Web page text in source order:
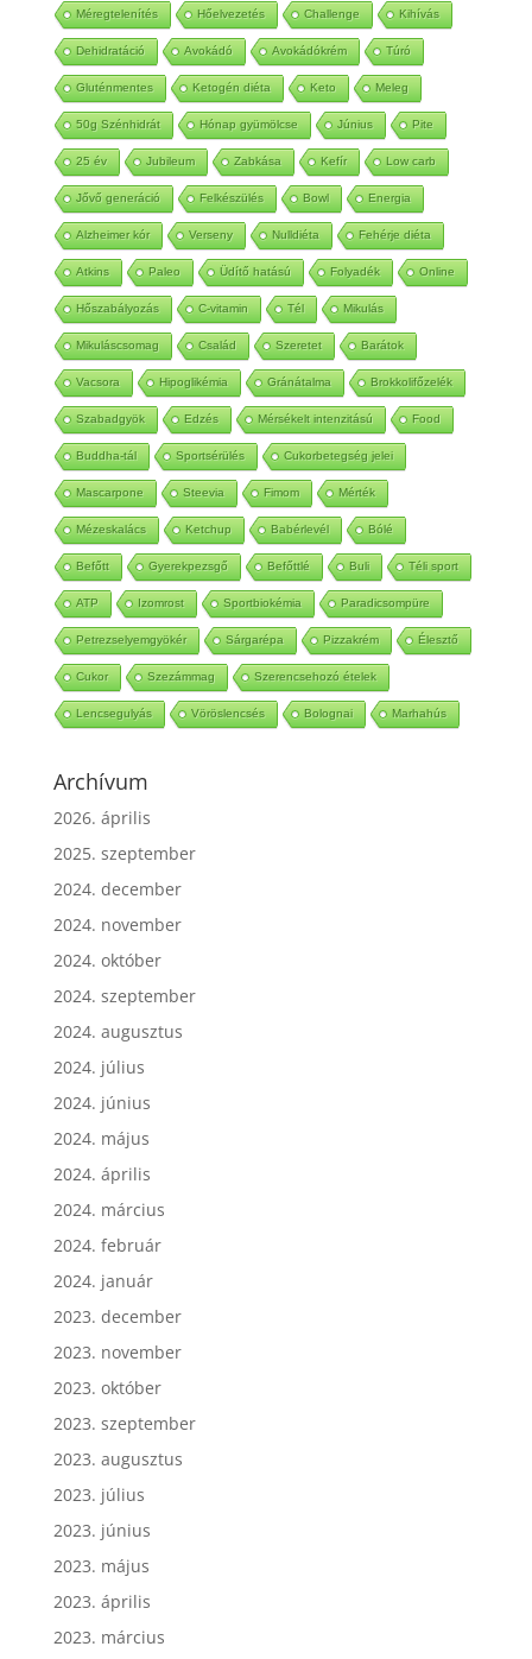
Méregtelenítés Hőelvezetés Challenge Kihívás
Dehidratáció Avokádó Avokádókrém Túró
Gluténmentes Ketogén diéta Keto Meleg
50g Szénhidrát Hónap gyümölcse Június Pite
25 év Jubileum Zabkása Kefír Low carb
Jővő generáció Felkészülés Bowl Energia
Alzheimer kór Verseny Nulldiéta Fehérje diéta
Atkins Paleo Üdítő hatású Folyadék Online
Hőszabályozás C-vitamin Tél Mikulás
Mikuláscsomag Család Szeretet Barátok
Vacsora Hipoglikémia Gránátalma Brokkolifőzelék
Szabadgyök Edzés Mérsékelt intenzitású Food
Buddha-tál Sportsérülés Cukorbetegség jelei
Mascarpone Steevia Fimom Mérték
Mézeskalács Ketchup Babérlevél Bólé
Befőtt Gyerekpezsgő Befőttlé Buli Téli sport
ATP Izomrost Sportbiokémia Paradicsompüre
Petrezselyemgyökér Sárgarépa Pizzakrém Élesztő
Cukor Szezámmag Szerencsehozó ételek
Lencsegulyás Vöröslencsés Bolognai Marhahús
Archívum
2026. április
2025. szeptember
2024. december
2024. november
2024. október
2024. szeptember
2024. augusztus
2024. július
2024. június
2024. május
2024. április
2024. március
2024. február
2024. január
2023. december
2023. november
2023. október
2023. szeptember
2023. augusztus
2023. július
2023. június
2023. május
2023. április
2023. március